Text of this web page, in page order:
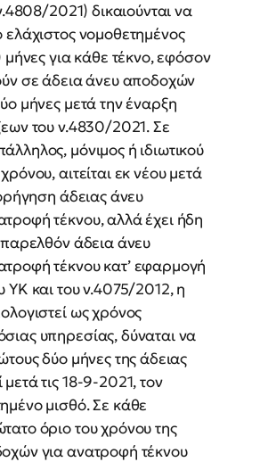
2021) δικαιούνται να
ελάχιστος νομοθετημένος
μήνες για κάθε τέκνο, εφόσον
σε άδεια άνευ αποδοχών
μήνες μετά την έναρξη
του ν.4830/2021. Σε
μόνιμος ή ιδιωτικού
αιτείται εκ νέου μετά
άδειας άνευ
τέκνου, αλλά έχει ήδη
παρελθόν άδεια άνευ
τέκνου κατ’ εφαρμογή
ΥΚ και του ν.4075/2012, η
ως χρόνος
υπηρεσίας, δύναται να
δύο μήνες της άδειας
τις 18-9-2021, τον
μισθό. Σε κάθε
όριο του χρόνου της
για ανατροφή τέκνου